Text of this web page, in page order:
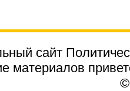
сайт
материалов
©